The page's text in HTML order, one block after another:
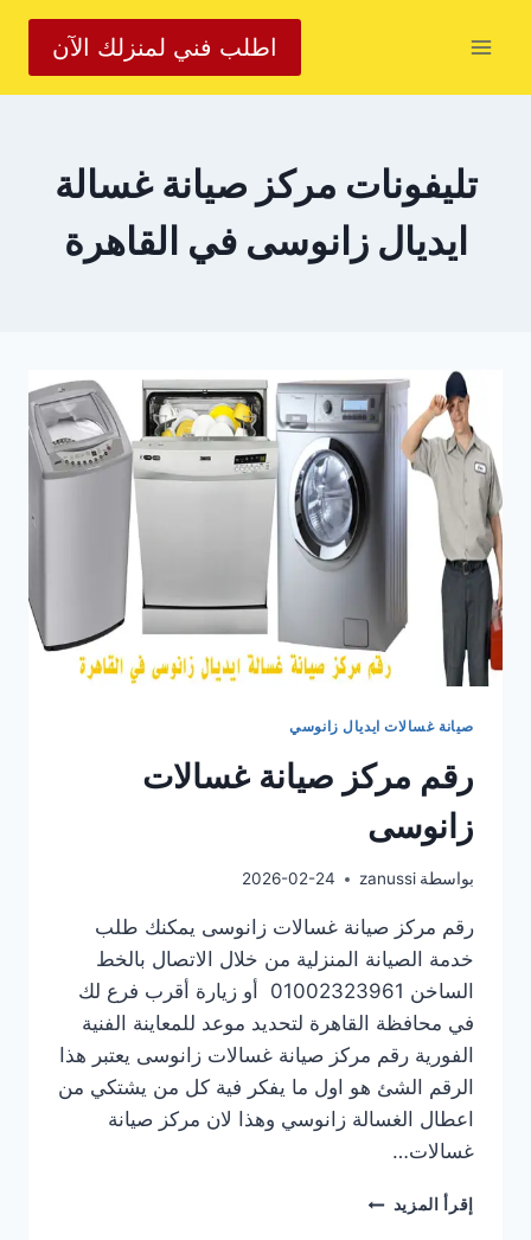
اطلب فني لمنزلك الآن
تليفونات مركز صيانة غسالة
ايديال زانوسى في القاهرة
صيانة غسالات ايديال زانوسي
رقم مركز صيانة غسالات
زانوسى
بواسطة zanussi
2026-02-24
رقم مركز صيانة غسالات زانوسى يمكنك طلب
خدمة الصيانة المنزلية من خلال الاتصال بالخط
الساخن 01002323961 أو زيارة أقرب فرع لك
في محافظة القاهرة لتحديد موعد للمعاينة الفنية
الفورية رقم مركز صيانة غسالات زانوسى يعتبر هذا
الرقم الشئ هو اول ما يفكر فية كل من يشتكي من
اعطال الغسالة زانوسي وهذا لان مركز صيانة
غسالات…
إقرأ المزيد رقم